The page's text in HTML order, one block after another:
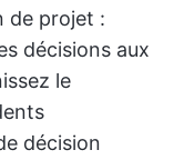
de projet :
décisions aux
le
décision